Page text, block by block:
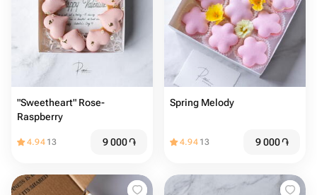
"Sweetheart" Rose-
Raspberry
4.94 13 9 000֏
Spring Melody
4.94 13 9 000֏